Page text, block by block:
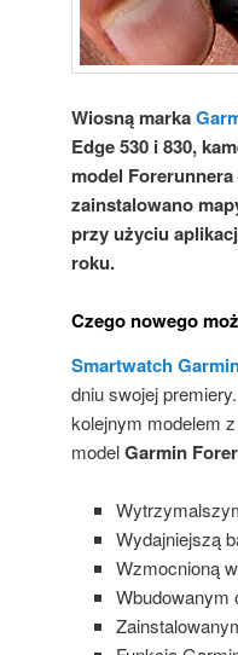
Wiosną marka
Edge 530 i 830,
model Forerunnera
zainstalowano
przy użyciu
roku.
Czego nowego
Smartwatch
dniu swojej
kolejnym modelem
modelGarmin
Wydajniejszą
Wzmocnioną
Wbudowanym